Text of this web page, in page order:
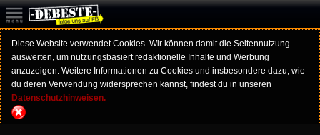
Diese Website verwendet Cookies. Wir können damit die Seitennutzung
auswerten, um nutzungsbasiert redaktionelle Inhalte und Werbung
anzuzeigen. Weitere Informationen zu Cookies und insbesondere dazu, wie
du deren Verwendung widersprechen kannst, findest du in unseren
Datenschutzhinweisen.